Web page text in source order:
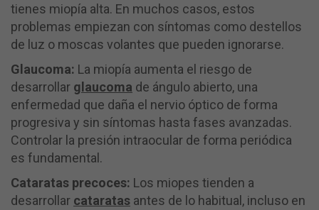
tienes miopía alta. En muchos casos, estos
problemas empiezan con síntomas como destellos
de luz o moscas volantes que pueden ignorarse.
Glaucoma: La miopía aumenta el riesgo de
desarrollar glaucoma de ángulo abierto, una
enfermedad que daña el nervio óptico de forma
progresiva y sin síntomas hasta fases avanzadas.
Controlar la presión intraocular de forma periódica
es fundamental.
Cataratas precoces: Los miopes tienden a
desarrollar cataratas antes de lo habitual, incluso en